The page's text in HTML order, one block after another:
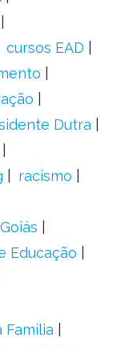
cursos EAD
Dutra
racismo
Goiás
Educação
Família